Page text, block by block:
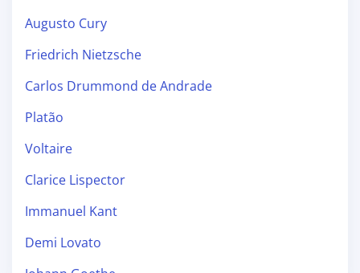
Augusto Cury
Friedrich Nietzsche
Carlos Drummond de Andrade
Platão
Voltaire
Clarice Lispector
Immanuel Kant
Demi Lovato